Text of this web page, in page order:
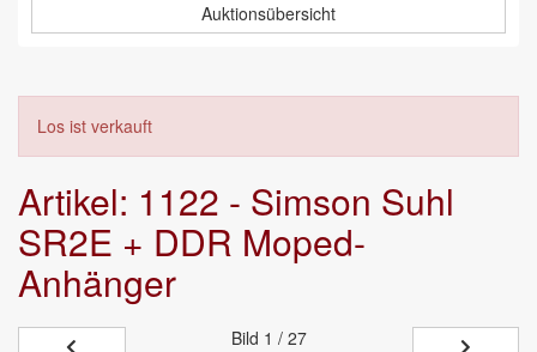
Auktionsübersicht
Los ist verkauft
Artikel: 1122 - Simson Suhl
SR2E + DDR Moped-
Anhänger
Bild 1 / 27